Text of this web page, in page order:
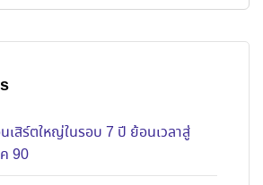
เสิร์ตใหญ่ในรอบ 7 ปี ย้อนเวลาสู่
90